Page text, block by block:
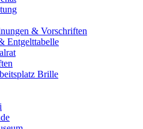
& Vorschriften
Entgelttabelle
Brille